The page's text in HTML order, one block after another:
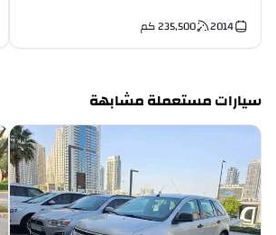
2014
235,500 كم
سيارات مستعملة مشابهة